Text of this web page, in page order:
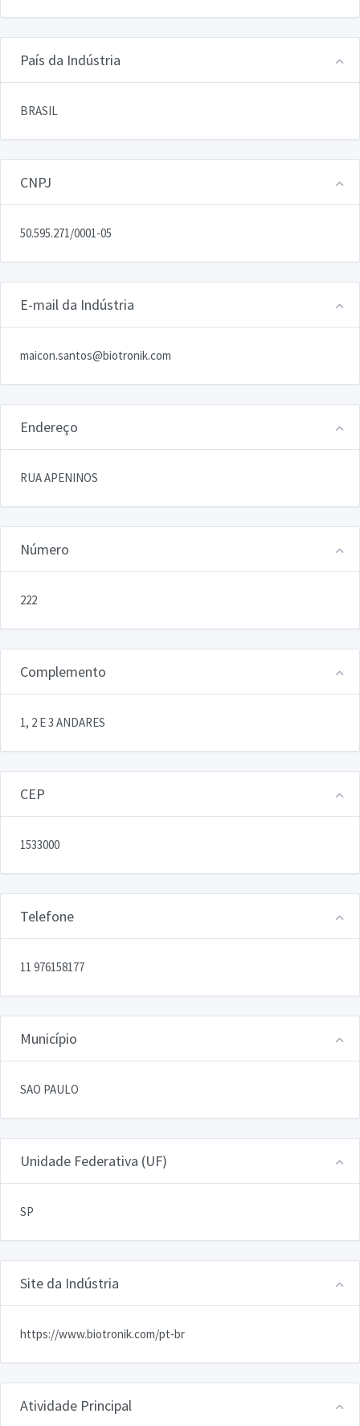
País da Indústria
BRASIL
CNPJ
50.595.271/0001-05
E-mail da Indústria
maicon.santos@biotronik.com
Endereço
RUA APENINOS
Número
222
Complemento
1, 2 E 3 ANDARES
CEP
1533000
Telefone
11 976158177
Município
SAO PAULO
Unidade Federativa (UF)
SP
Site da Indústria
https://www.biotronik.com/pt-br
Atividade Principal